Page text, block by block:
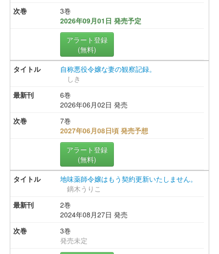
3巻
2026年09月01日 発売予定
アラート登録
(無料)
自称悪役令嬢な妻の観察記録。
しき
6巻
2026年06月02日 発売
7巻
2027年06月08日頃 発売予想
アラート登録
(無料)
地味薬師令嬢はもう契約更新いたしません。
鏑木うりこ
2巻
2024年08月27日 発売
3巻
発売未定